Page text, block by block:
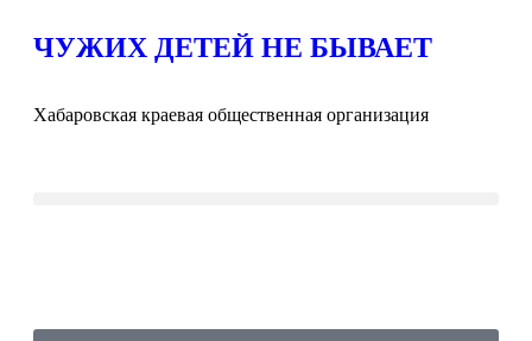
ЧУЖИХ ДЕТЕЙ НЕ БЫВАЕТ
Хабаровская краевая общественная организация